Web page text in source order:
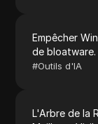
Empêcher
de bloatware.
#Outils d'IA
L'Arbre de la